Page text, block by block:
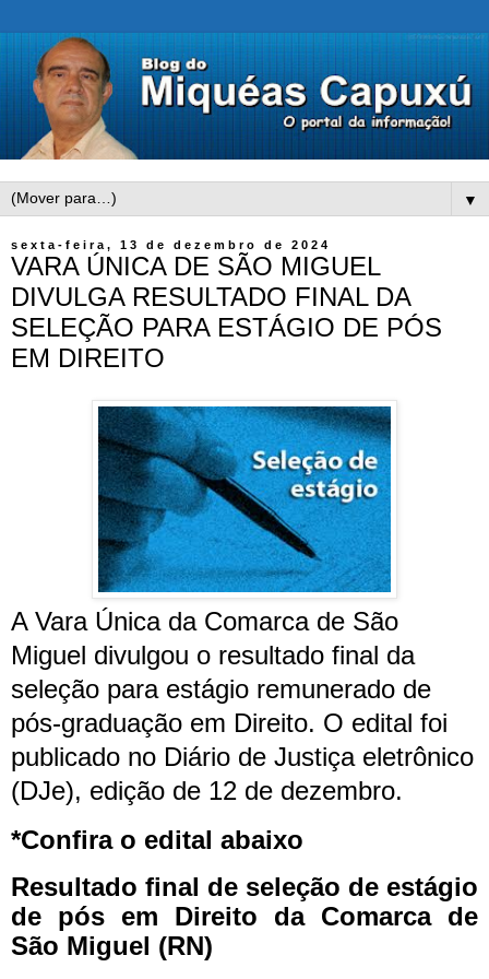
▼
sexta-feira, 13 de dezembro de 2024
VARA ÚNICA DE SÃO MIGUEL
DIVULGA RESULTADO FINAL DA
SELEÇÃO PARA ESTÁGIO DE PÓS
EM DIREITO
A Vara Única da Comarca de São
Miguel divulgou o resultado final da
seleção para estágio remunerado de
pós-graduação em Direito. O edital foi
publicado no Diário de Justiça eletrônico
(DJe), edição de 12 de dezembro.
*Confira o edital abaixo
Resultado final de seleção de estágio
de pós em Direito da Comarca de
São Miguel (RN)